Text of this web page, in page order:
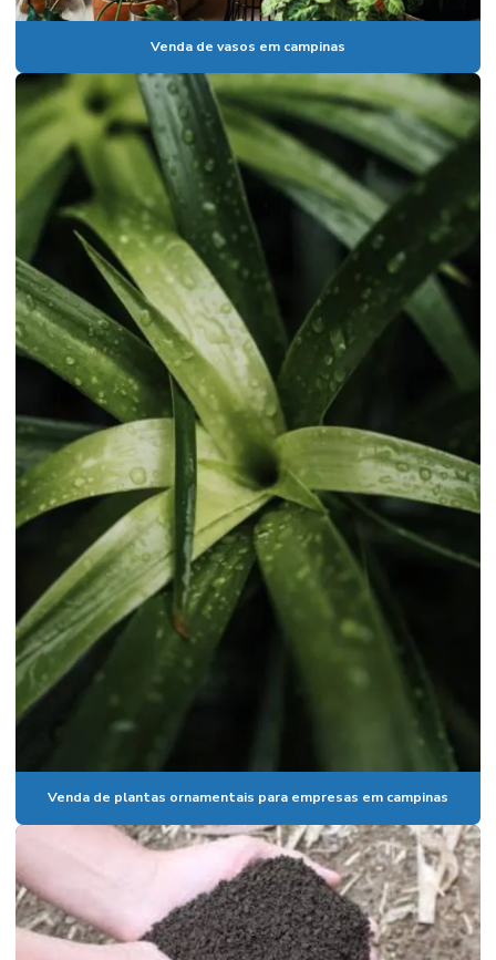
Paisagismo em valinhos
Palmeiras para condomínios
Palmeiras para condomínios de alto padrão em campinas
Pedrisco para jardinagem
Planta ornamental costela de adão
Planta ornamental de jardim em paulínia
Plantas para empresa de arquitetura
Plantas para escritório em paulínia
Plantas para eventos corporativos
Plantas com flores ornamentais
Plantas ornamentais em campinas
Plantas ornamentais coloridas
Plantas ornamentais com flores em campinas
Plantas ornamentais de grande porte
Plantas ornamentais para interiores
Plantas ornamentais para jardim em campinas
Plantas ornamentais para varanda
Plantas ornamentais para vasos
Plantas ornamentais para vasos em campinas
Serviço de jardinagem
Serviço de jardinagem e paisagismo
Serviços de manutenção de jardim
Venda de vasos em campinas
Venda de plantas ornamentais para empresas em campinas